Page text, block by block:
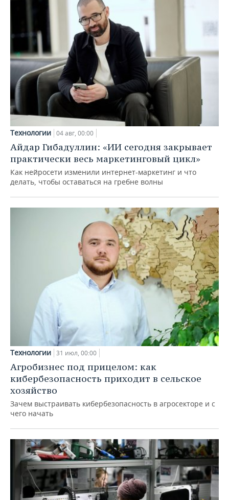
Технологии 04 авг, 00:00
Айдар Гибадуллин: «ИИ сегодня закрывает
практически весь маркетинговый цикл»
Как нейросети изменили интернет-маркетинг и что
делать, чтобы оставаться на гребне волны
Технологии 31 июл, 00:00
Агробизнес под прицелом: как
кибербезопасность приходит в сельское
хозяйство
Зачем выстраивать кибербезопасность в агросекторе и с
чего начать